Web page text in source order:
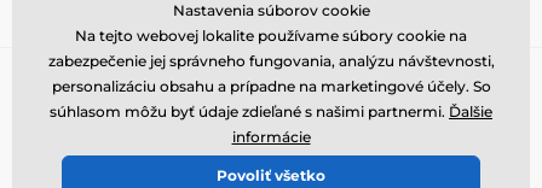
© 2026 www.elektricke-obojky.sk ⦁ E-shop vytvorila
Nastavenia súborov cookie
Na tejto webovej lokalite používame súbory cookie na
zabezpečenie jej správneho fungovania, analýzu návštevnosti,
personalizáciu obsahu a prípadne na marketingové účely. So
súhlasom môžu byť údaje zdieľané s našimi partnermi. Ďalšie
informácie
Povoliť všetko